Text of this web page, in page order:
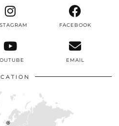
FACEBOOK
EMAIL